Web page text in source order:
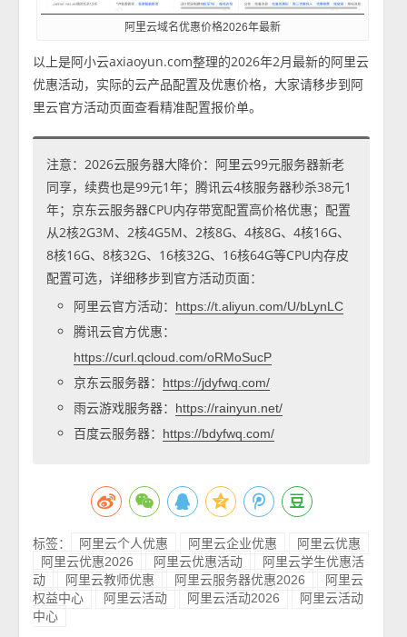
阿里云域名优惠价格2026年最新
以上是阿小云axiaoyun.com整理的2026年2月最新的阿里云
优惠活动，实际的云产品配置及优惠价格，大家请移步到阿
里云官方活动页面查看精准配置报价单。
注意：2026云服务器大降价：阿里云99元服务器新老
同享，续费也是99元1年；腾讯云4核服务器秒杀38元1
年；京东云服务器CPU内存带宽配置高价格优惠；配置
从2核2G3M、2核4G5M、2核8G、4核8G、4核16G、
8核16G、8核32G、16核32G、16核64G等CPU内存皮
配置可选，详细移步到官方活动页面：
阿里云官方活动：
https://t.aliyun.com/U/bLynLC
腾讯云官方优惠：
https://curl.qcloud.com/oRMoSucP
京东云服务器： https://jdyfwq.com/
雨云游戏服务器： https://rainyun.net/
百度云服务器： https://bdyfwq.com/
标签： 阿里云个人优惠 阿里云企业优惠
阿里云优惠
阿里云优惠2026
阿里云优惠活动
阿里云学生优惠活
动
阿里云教师优惠 阿里云服务器优惠2026
阿里云
权益中心
阿里云活动 阿里云活动2026
阿里云活动
中心